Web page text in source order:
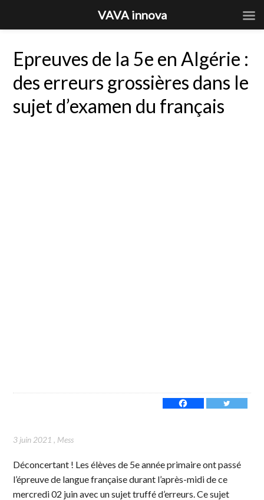
Epreuves de la 5e en Algérie :
des erreurs grossières dans le
sujet d’examen du français
3 juin 2021 , Mess
Déconcertant ! Les élèves de 5e année primaire ont passé
l’épreuve de langue française durant l’après-midi de ce
mercredi 02 juin avec un sujet truffé d’erreurs. Ce sujet
VAVA innova